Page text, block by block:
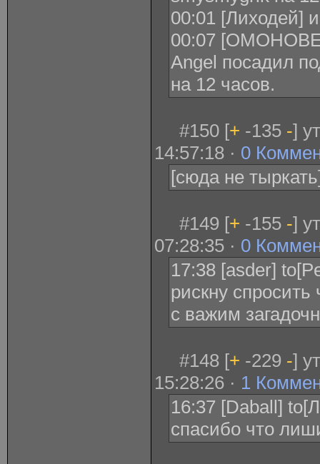
00:01 [Лиходей]
00:07
Angel посадил
на 12 часов.
#150 [+ -135 -]
14:57:18 · 0
[сюда не
#149 [+ -155 -]
07:28:35 · 0
17:38 [asder]
рискну
с важим
#148 [+ -229 -]
15:28:26 · 1
16:37 [Daball]
спасибо что